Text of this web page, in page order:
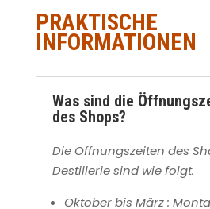
PRAKTISCHE
INFORMATIONEN
Was sind die
des Shops?
Die Öffnungszeiten des
Destillerie sind wie folgt.
Oktober bis März :